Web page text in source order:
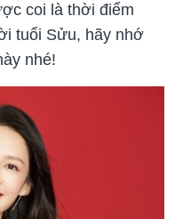
coi là thời điểm
tuổi Sửu, hãy nhớ
nhé!